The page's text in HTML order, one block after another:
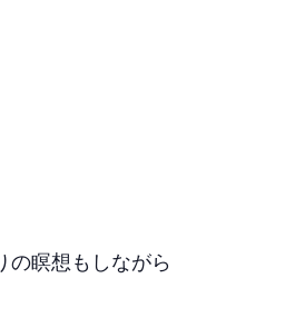
の瞑想もしながら